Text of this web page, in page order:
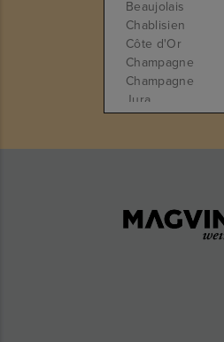
Beaujolais
Chablisien
Côte d'Or
Champagne
Champagne
Jura
Anjou-Saumur
Ribera del Duero
Langhe